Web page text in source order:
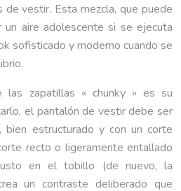
de vestir. Esta mezcla, que puede
aire adolescente si se ejecuta
sofisticado y moderno cuando se
las zapatillas « chunky » es su
el pantalón de vestir debe ser
bien estructurado y con un corte
recto o ligeramente entallado
en el tobillo (de nuevo, la
un contraste deliberado que